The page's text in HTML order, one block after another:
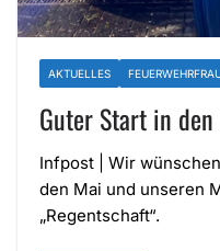
AKTUELLES
Guter Start in den
Infpost | Wir
den Mai und unseren
„Regentschaft“.